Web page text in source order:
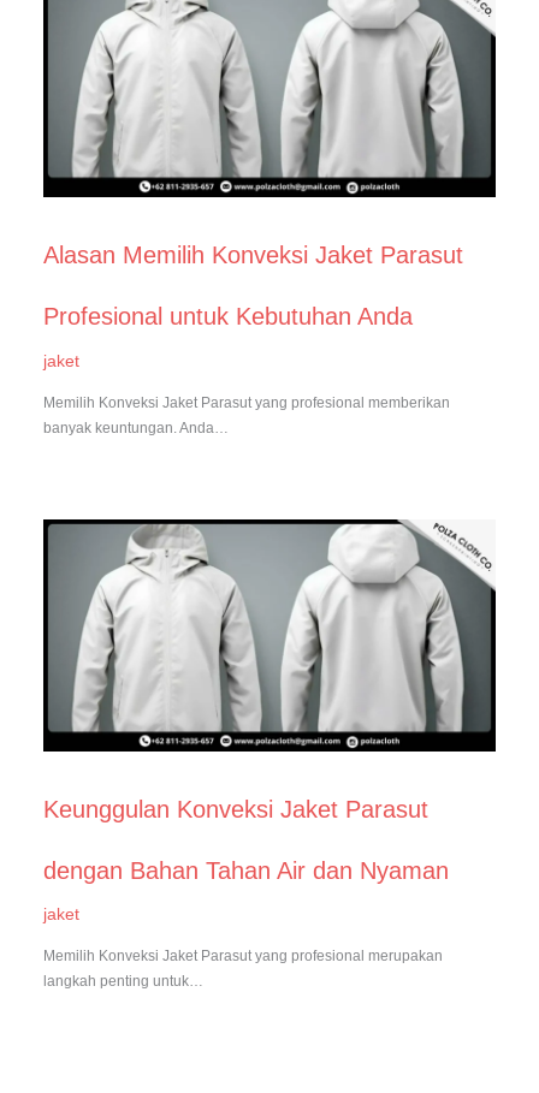
Alasan Memilih Konveksi Jaket Parasut
Profesional untuk Kebutuhan Anda
jaket
Memilih Konveksi Jaket Parasut yang profesional memberikan
banyak keuntungan. Anda…
Keunggulan Konveksi Jaket Parasut
dengan Bahan Tahan Air dan Nyaman
jaket
Memilih Konveksi Jaket Parasut yang profesional merupakan
langkah penting untuk…